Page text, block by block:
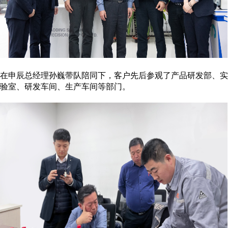
在申辰总经理孙巍带队陪同下，客户先后参观了产品研发部、实
验室、研发车间、生产车间等部门。